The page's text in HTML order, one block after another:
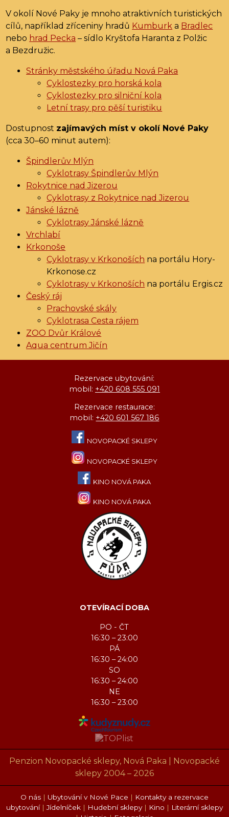
V okolí Nové Paky je mnoho atraktivních turistických
cílů, například zříceniny hradů Kumburk a Bradlec
nebo hrad Pecka – sídlo Kryštofa Haranta z Polžic
a Bezdružic.
Stránky městského úřadu Nová Paka
Cyklostezky pro horská kola
Cyklostezky pro silniční kola
Letní trasy pro pěší turistiku
Dostupnost zajímavých míst v okolí Nové Paky
(cca 30–60 minut autem):
Špindlerův Mlýn
Cyklotrasy Špindlerův Mlýn
Rokytnice nad Jizerou
Cyklotrasy z Rokytnice nad Jizerou
Jánské lázně
Cyklotrasy Jánské lázně
Vrchlabí
Krkonoše
Cyklotrasy v Krkonoších na portálu Hory-
Krkonose.cz
Cyklotrasy v Krkonoších na portálu Ergis.cz
Český ráj
Prachovské skály
Cyklotrasa Cesta rájem
ZOO Dvůr Králové
Aqua centrum Jičín
Rezervace ubytování:
mobil: +420 608 555 091
Rezervace restaurace:
mobil: +420 601 567 186
NOVOPACKÉ SKLEPY
NOVOPACKÉ SKLEPY
KINO NOVÁ PAKA
KINO NOVÁ PAKA
OTEVÍRACÍ DOBA
PO - ČT
16:30 – 23:00
PÁ
16:30 – 24:00
SO
16:30 – 24:00
NE
16:30 – 23:00
Penzion Novopacké sklepy, Nová Paka | Novopacké
sklepy 2004 – 2026
O nás | Ubytování v Nové Pace | Kontakty a rezervace
ubytování|Jídelníček | Hudební sklepy| Kino | Literární sklepy